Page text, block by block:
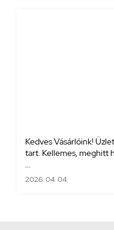
Kedves Vásárlóink!
tart. Kellemes, meghitt
...
2026. 04. 04.